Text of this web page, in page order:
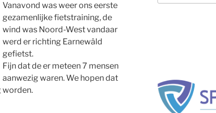
Vanavond was weer ons eerste
gezamenlijke fietstraining, de
wind was Noord-West vandaar
werd er richting Earnewâld
gefietst.
Fijn dat de er meteen 7 mensen
aanwezig waren. We hopen dat
worden.